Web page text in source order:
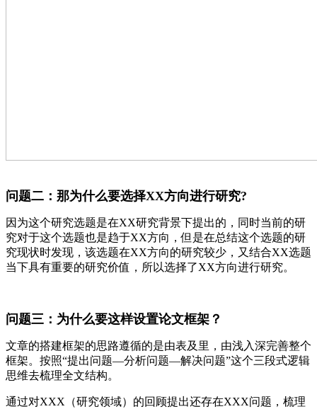
问题二：那为什么要选择XX方向进行研究?
因为这个研究选题是在XX研究背景下提出的，同时当前的研
究对于这个选题也是趋于XX方向，但是在总结这个选题的研
究现状时发现，该选题在XX方向的研究较少，又结合XX选题
当下具有重要的研究价值，所以选择了XX方向进行研究。
问题三：为什么要这样设置论文框架？
文章的搭建框架的思路遵循的是由表及里，由浅入深完善整个
框架。按照“提出问题—分析问题—解决问题”这个三段式逻辑
思维去梳理全文结构。
通过对XXX（研究领域）的回顾提出还存在XXX问题，梳理